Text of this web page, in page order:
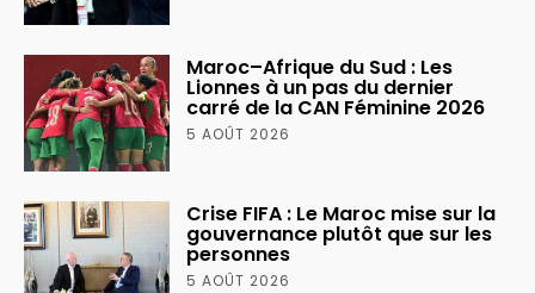
Maroc–Afrique du Sud : Les
Lionnes à un pas du dernier
carré de la CAN Féminine 2026
5 AOÛT 2026
Crise FIFA : Le Maroc mise sur la
gouvernance plutôt que sur les
personnes
5 AOÛT 2026